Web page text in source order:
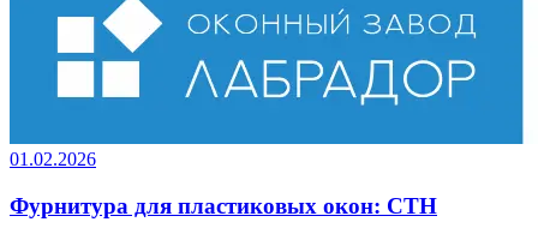
01.02.2026
Фурнитура для пластиковых окон: СТН